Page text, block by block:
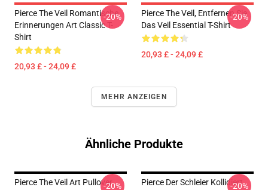
Pierce The Veil Romantische
Erinnerungen Art Classic T-
Shirt
20,93 £ - 24,09 £
-20%
Pierce The Veil, Entfernen Sie
Das Veil Essential T-Shirt
20,93 £ - 24,09 £
-20%
MEHR ANZEIGEN
Ähnliche Produkte
Pierce The Veil Art Pullover-20%
Pierce Der Schleier Kollidiert
-20%